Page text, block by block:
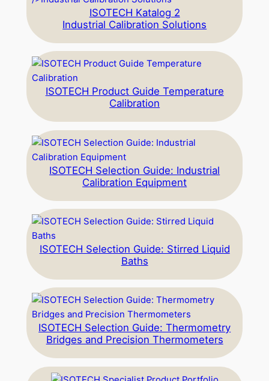
ISOTECH Katalog 2
Industrial Calibration Solutions
ISOTECH Product Guide Temperature
Calibration
ISOTECH Selection Guide: Industrial
Calibration Equipment
ISOTECH Selection Guide: Stirred Liquid
Baths
ISOTECH Selection Guide: Thermometry
Bridges and Precision Thermometers